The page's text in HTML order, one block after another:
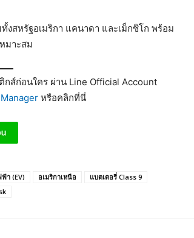
สหรัฐอเมริกา แคนาดา และเม็กซิโก พร้อม
มาะสม
ส์ก่อนใคร ผ่าน Line Official Account
หรือคลิกที่นี่
า (EV) อเมริกาเหนือ
แบตเตอรี่ Class 9